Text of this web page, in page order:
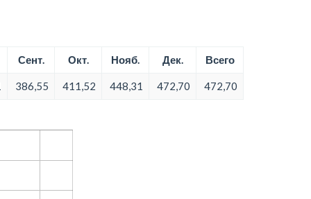
Сент. Окт. Нояб. Дек. Всего
386,55 411,52 448,31 472,70 472,70